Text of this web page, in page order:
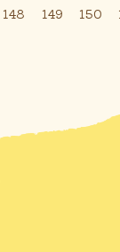
148 149 150